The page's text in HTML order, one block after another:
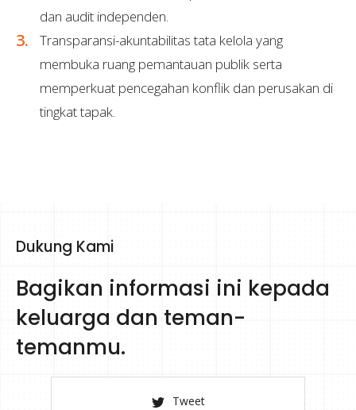
dan audit independen.
Transparansi-akuntabilitas tata kelola yang
membuka ruang pemantauan publik serta
memperkuat pencegahan konflik dan perusakan di
tingkat tapak.
Dukung Kami
Bagikan informasi ini kepada
keluarga dan teman-
temanmu.
Tweet